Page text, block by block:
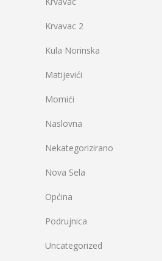
Krvavac 2
Kula Norinska
Matijevići
Momići
Naslovna
Nekategorizirano
Nova Sela
Općina
Podrujnica
Uncategorized